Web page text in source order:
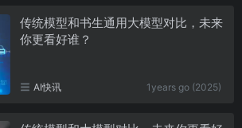
传统模型和书生通用大模型对比，未来
你更看好谁？
AI快讯 1years go (2025)